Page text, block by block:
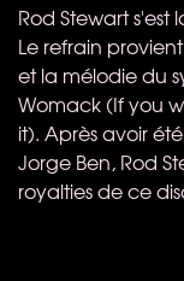
Rod Stewart
Le refrain
et la mélodie du
Womack (If you
it). Après avoir
Jorge Ben, Rod
royalties de ce